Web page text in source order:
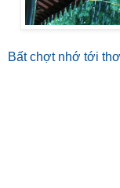
Bất chợt nhớ tới